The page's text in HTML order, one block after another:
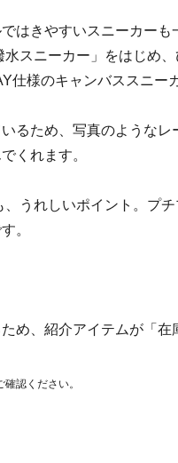
はきやすいスニーカー
スニーカー」をはじめ
仕様のキャンバススニー
るため、写真のような
くれます。
うれしいポイント。プ
。
め、紹介アイテムが「在
認ください。